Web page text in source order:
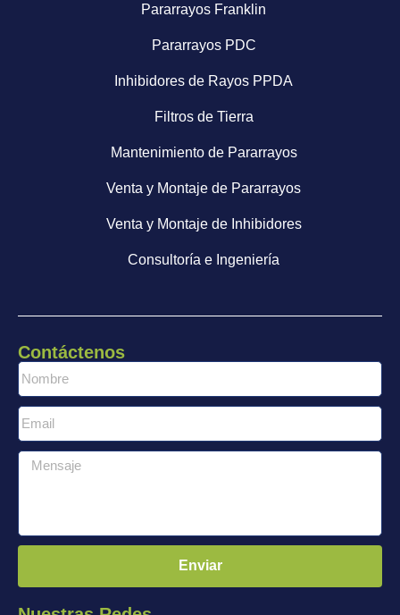
Pararrayos Franklin
Pararrayos PDC
Inhibidores de Rayos PPDA
Filtros de Tierra
Mantenimiento de Pararrayos
Venta y Montaje de Pararrayos
Venta y Montaje de Inhibidores
Consultoría e Ingeniería
Contáctenos
Enviar